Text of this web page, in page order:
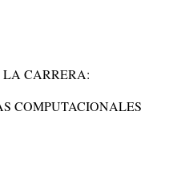
CARRERA:
COMPUTACIONALES